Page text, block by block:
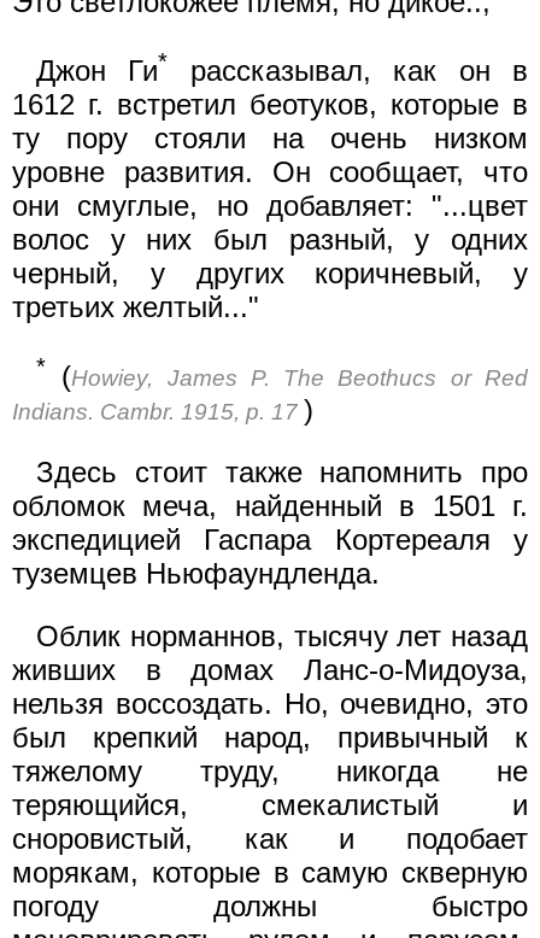
Джон Ги*
рассказывал, как он в
1612 г. встретил беотуков, которые в
ту пору стояли на очень низком
уровне развития. Он сообщает, что
они смуглые, но добавляет: "...цвет
волос у них был разный, у одних
черный, у других коричневый, у
третьих желтый..."
* (Howiey, James P. The Beothucs or Red
Indians. Cambr. 1915, p. 17 )
Здесь стоит также напомнить про
обломок меча, найденный в 1501 г.
экспедицией Гаспара Кортереаля у
туземцев Ньюфаундленда.
Облик норманнов, тысячу лет назад
живших в домах Ланс-о-Мидоуза,
нельзя воссоздать. Но, очевидно, это
был крепкий народ, привычный к
тяжелому труду, никогда не
теряющийся, смекалистый и
сноровистый, как и подобает
морякам, которые в самую скверную
погоду должны быстро